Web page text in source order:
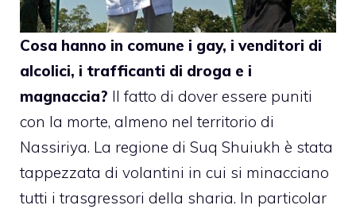
Cosa hanno in comune i gay, i venditori di
alcolici, i trafficanti di droga e i
magnaccia? Il fatto di dover essere puniti
con la morte, almeno nel territorio di
Nassiriya. La regione di Suq Shuiukh è stata
tappezzata di volantini in cui si minacciano
tutti i trasgressori della sharia. In particolar